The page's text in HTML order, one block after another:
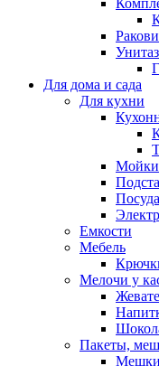
Для дома и сада
Для кухни
Мойки
Посуда
Емкости
Мебель
Мелочи у
Пакеты,
Мешки